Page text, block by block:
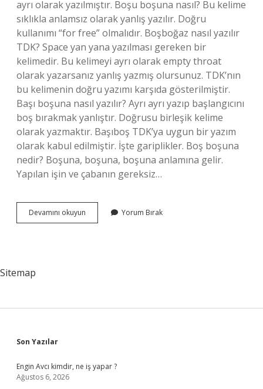
ayrı olarak yazılmıştır. Boşu boşuna nasıl? Bu kelime
sıklıkla anlamsız olarak yanlış yazılır. Doğru
kullanımı “for free” olmalıdır. Boşboğaz nasıl yazılır
TDK? Space yan yana yazılması gereken bir
kelimedir. Bu kelimeyi ayrı olarak empty throat
olarak yazarsanız yanlış yazmış olursunuz. TDK’nın
bu kelimenin doğru yazımı karşıda gösterilmiştir.
Başı boşuna nasıl yazılır? Ayrı ayrı yazıp başlangıcını
boş bırakmak yanlıştır. Doğrusu birleşik kelime
olarak yazmaktır. Başıboş TDK’ya uygun bir yazım
olarak kabul edilmiştir. İşte gariplikler. Boş boşuna
nedir? Boşuna, boşuna, boşuna anlamına gelir.
Yapılan işin ve çabanın gereksiz…
Devamını okuyun
Boşuna
Yorum Bırak
Sitemap
Sidebar
Son Yazılar
Engin Avcı kimdir, ne iş yapar ?
Ağustos 6, 2026